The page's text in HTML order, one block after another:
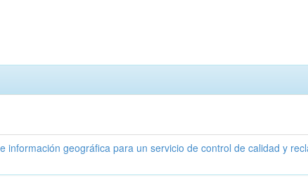
información geográfica para un servicio de control de calidad y